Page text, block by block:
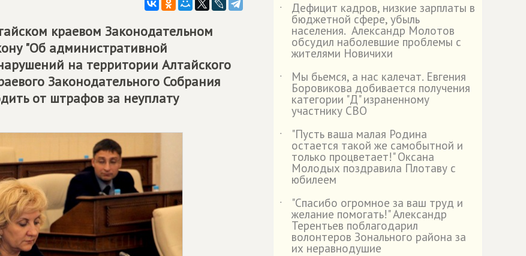
краевом Законодательном
"Об административной
на территории Алтайского
Законодательного Собрания
от штрафов за неуплату
˙ Дефицит кадров, низкие зарплаты в
бюджетной сфере, убыль
населения. Александр Молотов
обсудил наболевшие проблемы с
жителями Новичихи
˙
Мы бьемся, а нас калечат. Евгения
Боровикова добивается получения
категории "Д" израненному
участнику СВО
˙
"Пусть ваша малая Родина
остается такой же самобытной и
только процветает!" Оксана
Молодых поздравила Плотаву с
юбилеем
˙
"Спасибо огромное за ваш труд и
желание помогать!" Александр
Терентьев поблагодарил
волонтеров Зонального района за
их неравнодушие